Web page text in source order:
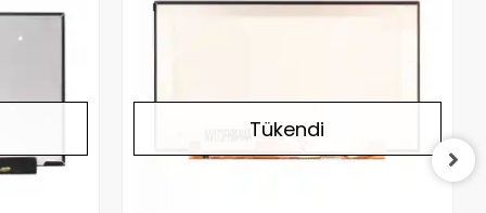
Tükendi